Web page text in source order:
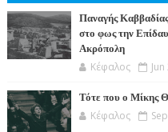
Παναγής
στο φως την
Ακρόπολη
Κέφαλος
Τότε που ο Μίκης
Κέφαλος